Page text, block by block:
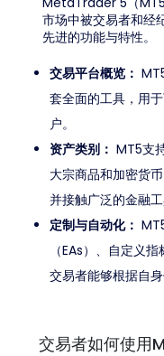
市场中被交易者和经
先进的功能与特性。
交易平台概览：
套全面的工具，用
户。
资产类别： MT5支
大宗商品和加密货
并接触广泛的金融工
定制与自动化：
（EAs）、自定义
交易者能够根据自
交易者如何使用